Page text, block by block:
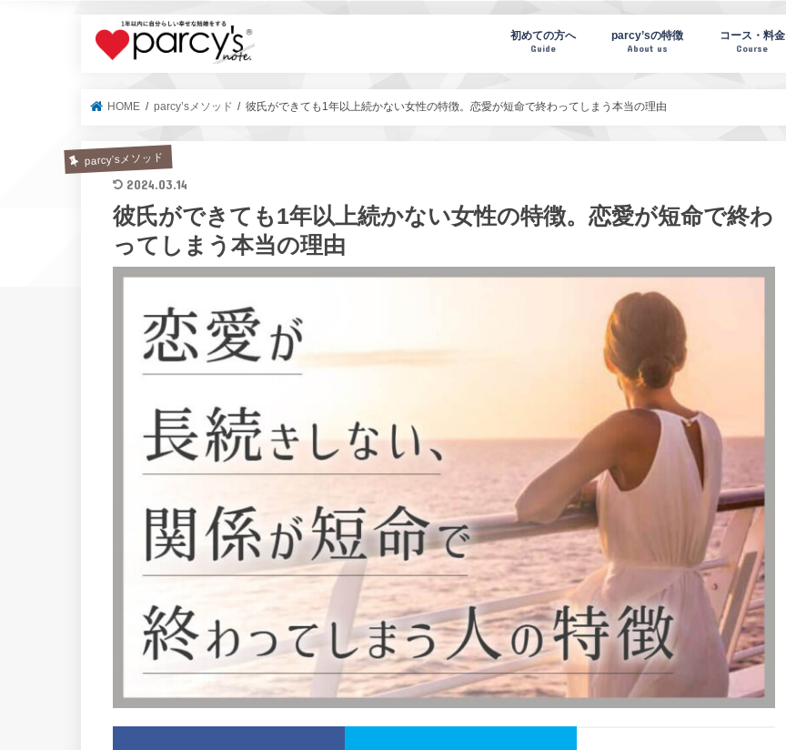
parcy's note(パーシーズノート)
初めての方へ
Guide
parcy’sの特徴
About us
コース・料金
Course
HOME parcy’sメソッド 彼氏ができても1年以上続かない女性の特徴。恋愛が短命で終わってしまう本当の理由
parcy’sメソッド
2024.03.14
彼氏ができても1年以上続かない女性の特徴。恋愛が短命で終わ
ってしまう本当の理由